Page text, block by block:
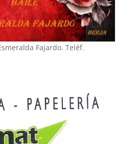
Fajardo. Teléf.